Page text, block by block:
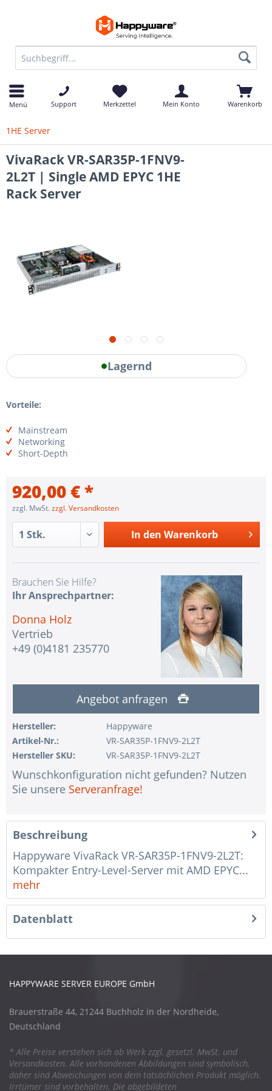
Menü Support Merkzettel Mein Konto Warenkorb
1HE Server
VivaRack VR-SAR35P-1FNV9-
2L2T | Single AMD EPYC 1HE
Rack Server
Lagernd
Vorteile:
Mainstream
Networking
Short-Depth
920,00 € *
zzgl. MwSt.zzgl. Versandkosten
In den Warenkorb
Brauchen Sie Hilfe?
Ihr Ansprechpartner:
Donna Holz
Vertrieb
+49 (0)4181 235770
Angebot anfragen
Hersteller:
Happyware
Artikel-Nr.:
VR-SAR35P-1FNV9-2L2T
Hersteller SKU:
VR-SAR35P-1FNV9-2L2T
Wunschkonfiguration nicht gefunden? Nutzen
Sie unsere Serveranfrage!
Beschreibung
Happyware VivaRack VR-SAR35P-1FNV9-2L2T:
Kompakter Entry-Level-Server mit AMD EPYC...
mehr
Datenblatt
HAPPYWARE SERVER EUROPE GmbH
Brauerstraße 44, 21244 Buchholz in der Nordheide,
Deutschland
* Alle Preise verstehen sich ab Werk zzgl. gesetzl. MwSt. und
Versandkosten. Alle vorhandenen Abbildungen sind symbolisch,
daher sind Abweichungen von dem tatsächlichen Produkt möglich.
Irrtümer sind vorbehalten. Die abgebildeten